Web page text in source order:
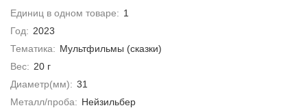
Единиц в одном товаре: 1
Год: 2023
Тематика: Мультфильмы (сказки)
Вес: 20 г
Диаметр(мм): 31
Металл/проба: Нейзильбер